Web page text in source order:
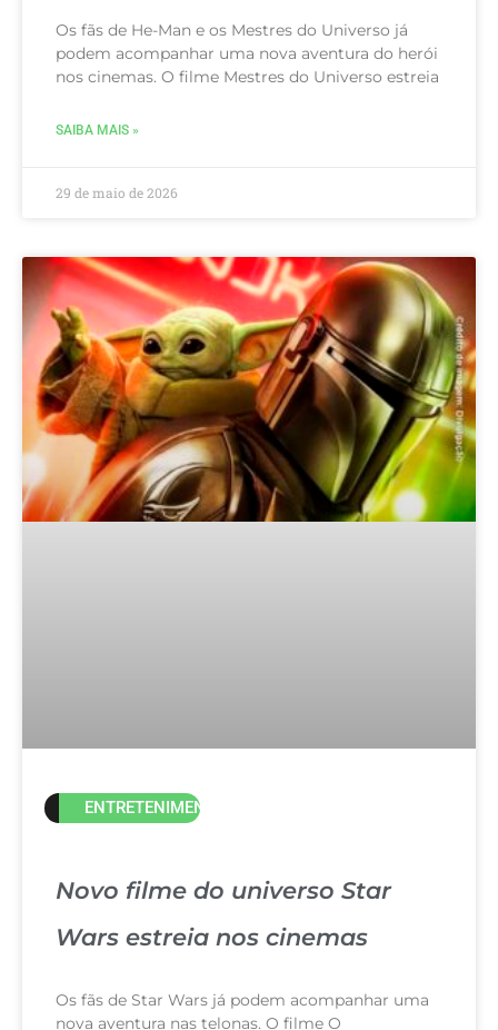
Os fãs de He-Man e os Mestres do Universo já
podem acompanhar uma nova aventura do herói
nos cinemas. O filme Mestres do Universo estreia
SAIBA MAIS »
29 de maio de 2026
ENTRETENIMENTO
Novo filme do universo Star
Wars estreia nos cinemas
Os fãs de Star Wars já podem acompanhar uma
nova aventura nas telonas. O filme O